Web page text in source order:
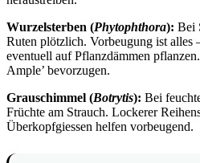
Wurzelsterben (Phytophthora): Bei
Ruten plötzlich. Vorbeugung ist alles
eventuell auf Pflanzdämmen
Ample’ bevorzugen.
Grauschimmel (Botrytis): Bei
Früchte am Strauch. Lockerer
Überkopfgiessen helfen vorbeugend.